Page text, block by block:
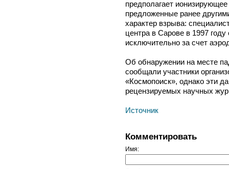
предполагает
предложенные ранее
характер взрыва:
центра в Сарове в 1997
исключительно за счет
Об обнаружении на месте
сообщали участники
«Космопоиск», однако эти
рецензируемых научных
Источник
Комментировать
Имя: